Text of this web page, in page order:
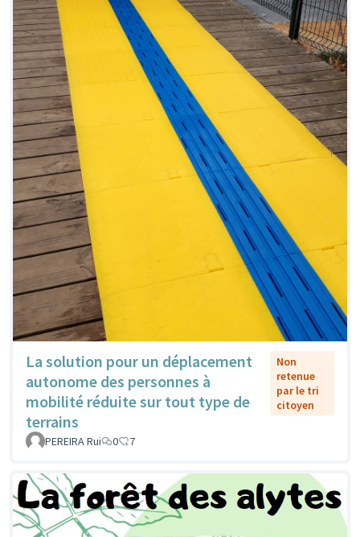
La solution pour un déplacement
autonome des personnes à
mobilité réduite sur tout type de
terrains
Non
retenue
par le tri
citoyen
PEREIRA Rui 0 7